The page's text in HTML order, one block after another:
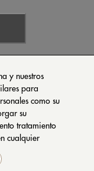
y nuestros
para
como su
su
tratamiento
cualquier